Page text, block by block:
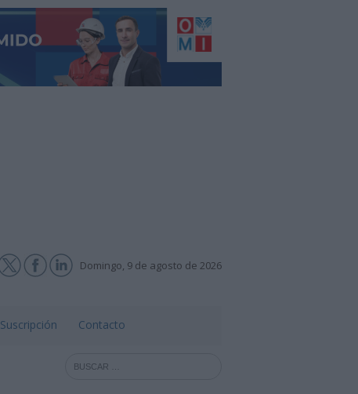
Domingo, 9 de agosto de 2026
Suscripción Contacto